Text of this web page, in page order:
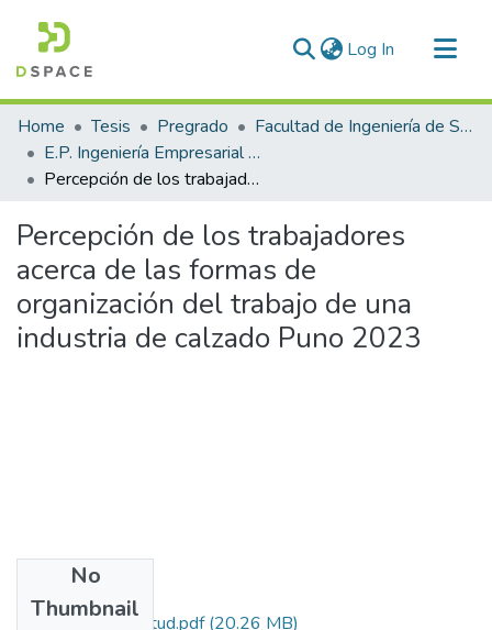
Log In (current)
Communities & Collections
All of DSpace
Statistics
Home Tesis Pregrado
Facultad de Ingeniería de Sistemas
E.P. Ingeniería Empresarial e Informática
Percepción de los trabajadores acerca de las formas de organización del trabajo de una industria de calzado Puno 2023
Percepción de los trabajadores
acerca de las formas de
organización del trabajo de una
industria de calzado Puno 2023
No
Thumbnail
Grado de Similitud.pdf(20.26 MB)